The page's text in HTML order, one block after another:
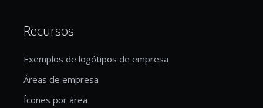
Recursos
Exemplos de logótipos de empresa
Áreas de empresa
Ícones por área